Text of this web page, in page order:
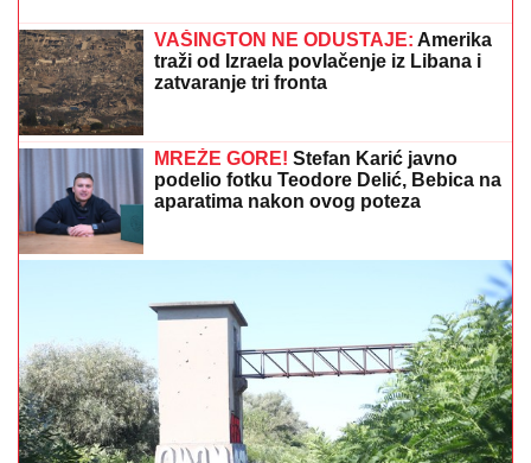
Bebica na ivici suza nakon raskida sa Teodorom
Delić: "Nismo se čuli pet dana, otežava mi!"
Teheran! Ovo je strašnije od balističkih
BRUKA KOJA JE OBIŠLA SVET:Šta
se ovo desilo sa novim stadionom u
Zaječaru? (VIDEO)